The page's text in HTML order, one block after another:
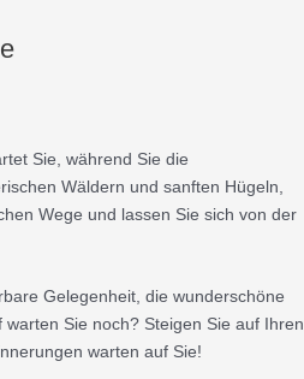
Sie, während Sie die
Wäldern und sanften Hügeln,
Wege und lassen Sie sich von der
Gelegenheit, die wunderschöne
Sie noch? Steigen Sie auf Ihren
warten auf Sie!